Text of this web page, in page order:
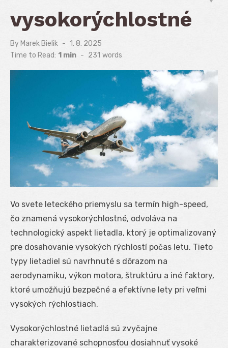
vysokorýchlostné
By Marek Bielik
Posted
on
1. 8. 2025
Time to Read: 1 min - 231 words
Vo svete leteckého priemyslu sa termín high-speed,
čo znamená vysokorýchlostné, odvoláva na
technologický aspekt lietadla, ktorý je optimalizovaný
pre dosahovanie vysokých rýchlostí počas letu. Tieto
typy lietadiel sú navrhnuté s dôrazom na
aerodynamiku, výkon motora, štruktúru a iné faktory,
ktoré umožňujú bezpečné a efektívne lety pri veľmi
vysokých rýchlostiach.
Vysokorýchlostné lietadlá sú zvyčajne
charakterizované schopnosťou dosiahnuť vysoké